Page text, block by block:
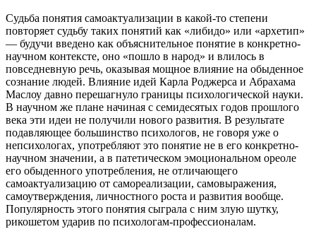
Судьба понятия самоактуализации в какой-то степени
повторяет судьбу таких понятий как «либидо» или «архетип»
— будучи введено как объяснительное понятие в конкретно-
научном контексте, оно «пошло в народ» и влилось в
повседневную речь, оказывая мощное влияние на обыденное
сознание людей. Влияние идей Карла Роджерса и Абрахама
Маслоу давно перешагнуло границы психологической науки.
В научном же плане начиная с семидесятых годов прошлого
века эти идеи не получили нового развития. В результате
подавляющее большинство психологов, не говоря уже о
непсихологах, употребляют это понятие не в его конкретно-
научном значении, а в патетическом эмоциональном ореоле
его обыденного употребления, не отличающего
самоактуализацию от самореализации, самовыражения,
самоутверждения, личностного роста и развития вообще.
Популярность этого понятия сыграла с ним злую шутку,
рикошетом ударив по психологам-профессионалам.